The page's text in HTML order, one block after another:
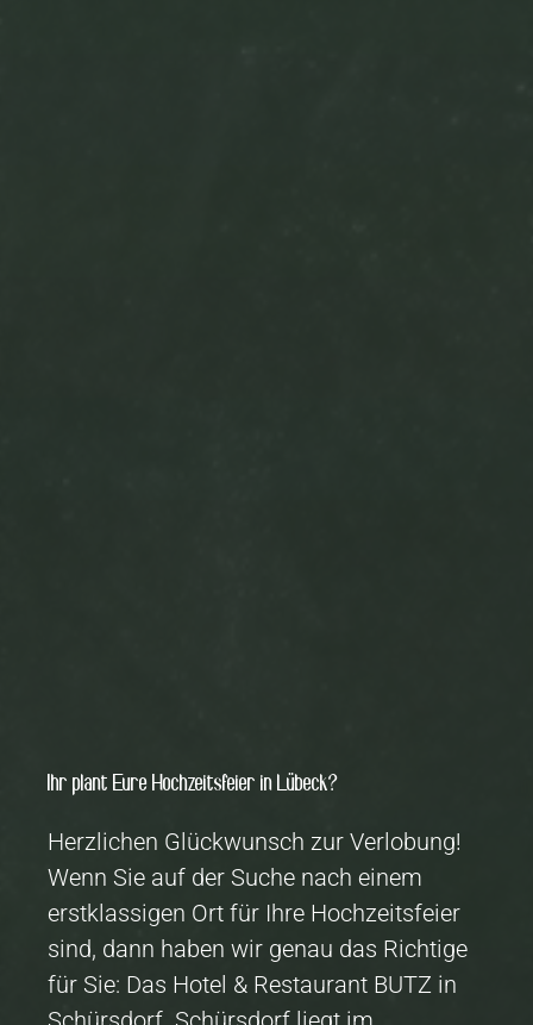
Ihr plant Eure Hochzeitsfeier in Lübeck?
Herzlichen Glückwunsch zur Verlobung!
Wenn Sie auf der Suche nach einem
erstklassigen Ort für Ihre Hochzeitsfeier
sind, dann haben wir genau das Richtige
für Sie: Das Hotel & Restaurant BUTZ in